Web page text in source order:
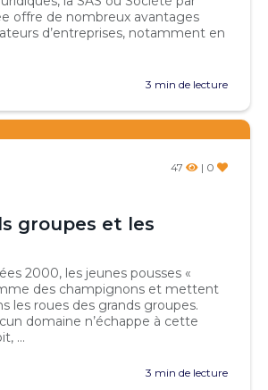
offre de nombreux avantages
d’entreprises, notamment en
3 min de lecture
47 | 0
groupes et les
2000, les jeunes pousses «
des champignons et mettent
les roues des grands groupes.
domaine n’échappe à cette
...
3 min de lecture